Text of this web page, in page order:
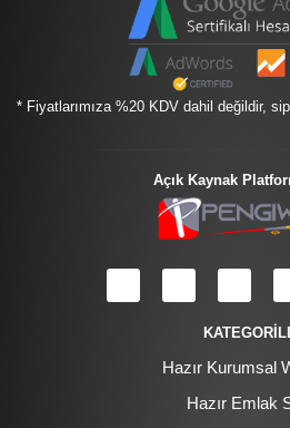
* Fiyatlarımıza %20 KDV dahil değildir,
Açık Kaynak
Hazır Kurumsal
Hazır Emlak